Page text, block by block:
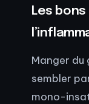
Les
Manger du
sembler
mono-